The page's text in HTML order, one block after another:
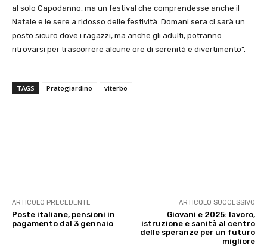
al solo Capodanno, ma un festival che comprendesse anche il
Natale e le sere a ridosso delle festività. Domani sera ci sarà un
posto sicuro dove i ragazzi, ma anche gli adulti, potranno
ritrovarsi per trascorrere alcune ore di serenità e divertimento”.
TAGS Pratogiardino viterbo
ARTICOLO PRECEDENTE
Poste italiane, pensioni in
pagamento dal 3 gennaio
ARTICOLO SUCCESSIVO
Giovani e 2025: lavoro,
istruzione e sanità al centro
delle speranze per un futuro
migliore